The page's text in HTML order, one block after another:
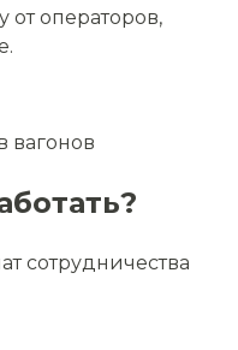
от операторов,
вагонов
сотрудничества